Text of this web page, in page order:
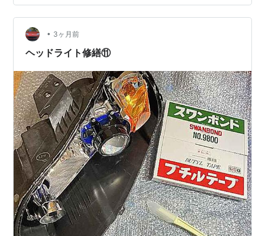
いる。これは車両購入時から。 ヘッドとヘッドカバー間
からもオイル滲み。これはエステル系オイルのせいだろ
か？懸念してたけど。購入当初は出てなかった気がす
る。
• 3ヶ月前
ヘッドライト修繕⑪